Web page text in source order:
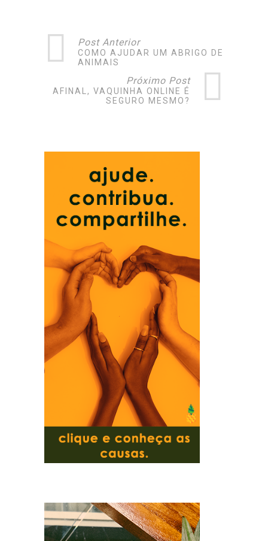
Post Anterior
COMO AJUDAR UM ABRIGO DE
ANIMAIS
Próximo Post
AFINAL, VAQUINHA ONLINE É
SEGURO MESMO?